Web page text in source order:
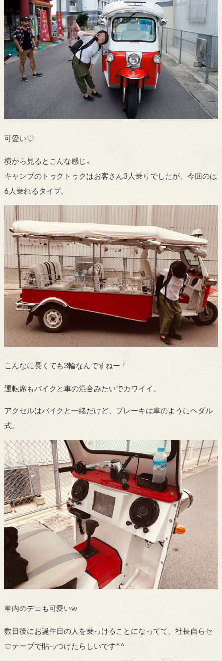
可愛い♡
横から見るとこんな感じ↓
キャンプのトゥクトゥクはお客さん3人乗りでしたが、今回のは
6人乗れるタイプ。
こんなに長くても3輪なんですねー！
運転席もバイクと車の混合みたいでカワイイ。
アクセルはバイクと一緒だけど、ブレーキは車のようにペダル
式。
車内のデコも可愛いw
数日後にお誕生日の人を乗っけることになってて、社長自らセ
ロテープで貼っつけたらしいです^^